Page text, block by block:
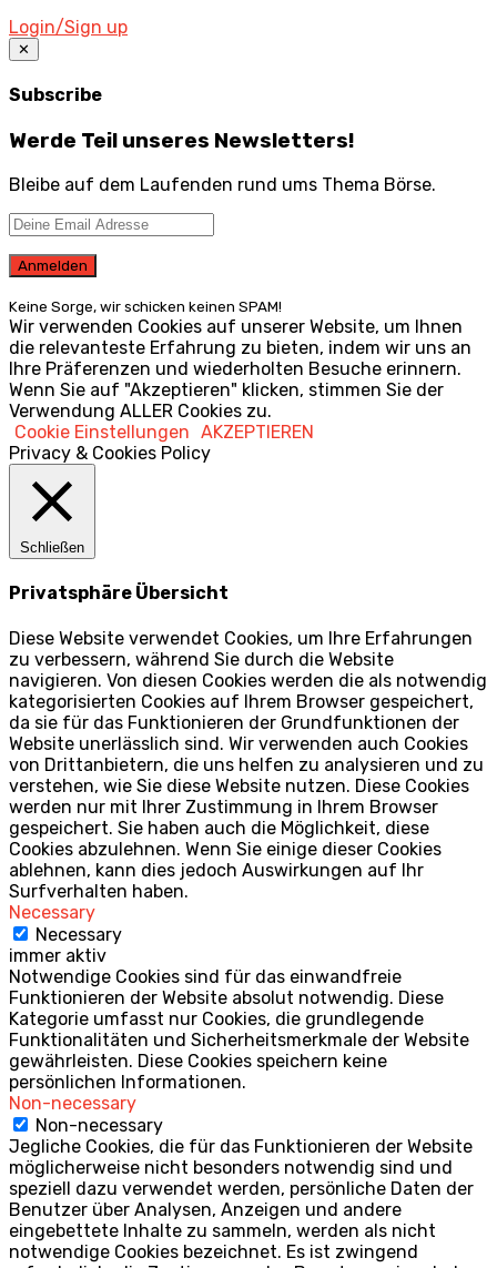
Login/Sign up
✕
Subscribe
Werde Teil unseres Newsletters!
Bleibe auf dem Laufenden rund ums Thema Börse.
Keine Sorge, wir schicken keinen SPAM!
Wir verwenden Cookies auf unserer Website, um Ihnen
die relevanteste Erfahrung zu bieten, indem wir uns an
Ihre Präferenzen und wiederholten Besuche erinnern.
Wenn Sie auf "Akzeptieren" klicken, stimmen Sie der
Verwendung ALLER Cookies zu.
Cookie Einstellungen AKZEPTIEREN
Privacy & Cookies Policy
Schließen
Privatsphäre Übersicht
Diese Website verwendet Cookies, um Ihre Erfahrungen
zu verbessern, während Sie durch die Website
navigieren. Von diesen Cookies werden die als notwendig
kategorisierten Cookies auf Ihrem Browser gespeichert,
da sie für das Funktionieren der Grundfunktionen der
Website unerlässlich sind. Wir verwenden auch Cookies
von Drittanbietern, die uns helfen zu analysieren und zu
verstehen, wie Sie diese Website nutzen. Diese Cookies
werden nur mit Ihrer Zustimmung in Ihrem Browser
gespeichert. Sie haben auch die Möglichkeit, diese
Cookies abzulehnen. Wenn Sie einige dieser Cookies
ablehnen, kann dies jedoch Auswirkungen auf Ihr
Surfverhalten haben.
Necessary
Necessary
immer aktiv
Notwendige Cookies sind für das einwandfreie
Funktionieren der Website absolut notwendig. Diese
Kategorie umfasst nur Cookies, die grundlegende
Funktionalitäten und Sicherheitsmerkmale der Website
gewährleisten. Diese Cookies speichern keine
persönlichen Informationen.
Non-necessary
Non-necessary
Jegliche Cookies, die für das Funktionieren der Website
möglicherweise nicht besonders notwendig sind und
speziell dazu verwendet werden, persönliche Daten der
Benutzer über Analysen, Anzeigen und andere
eingebettete Inhalte zu sammeln, werden als nicht
notwendige Cookies bezeichnet. Es ist zwingend